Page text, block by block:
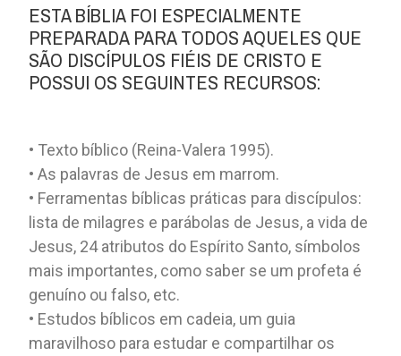
ESTA BÍBLIA FOI ESPECIALMENTE
PREPARADA PARA TODOS AQUELES QUE
SÃO DISCÍPULOS FIÉIS DE CRISTO E
POSSUI OS SEGUINTES RECURSOS:
• Texto bíblico (Reina-Valera 1995).
• As palavras de Jesus em marrom.
• Ferramentas bíblicas práticas para discípulos:
lista de milagres e parábolas de Jesus, a vida de
Jesus, 24 atributos do Espírito Santo, símbolos
mais importantes, como saber se um profeta é
genuíno ou falso, etc.
• Estudos bíblicos em cadeia, um guia
maravilhoso para estudar e compartilhar os